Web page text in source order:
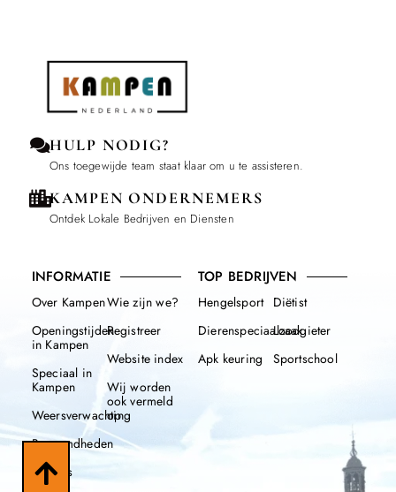
HULP NODIG?
Ons toegewijde team staat klaar om u te assisteren.
KAMPEN ONDERNEMERS
Ontdek Lokale Bedrijven en Diensten
INFORMATIE
Over Kampen
Openingstijden
in Kampen
Speciaal in
Kampen
Weersverwachting
Beroemdheden
Nieuws
Wie zijn we?
Registreer
Website index
Wij worden
ook vermeld
op
TOP BEDRIJVEN
Hengelsport
Dierenspeciaalzaak
Apk keuring
Diëtist
Loodgieter
Sportschool